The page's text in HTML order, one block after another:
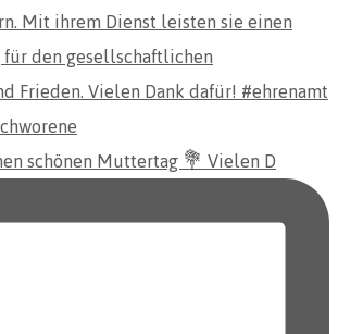
schönen Muttertag 💐 Vielen D